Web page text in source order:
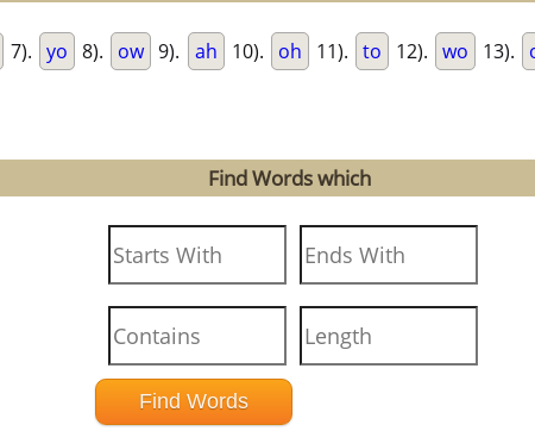
7). yo 8). ow 9). ah 10). oh 11). to 12). wo 13).
Find Words which